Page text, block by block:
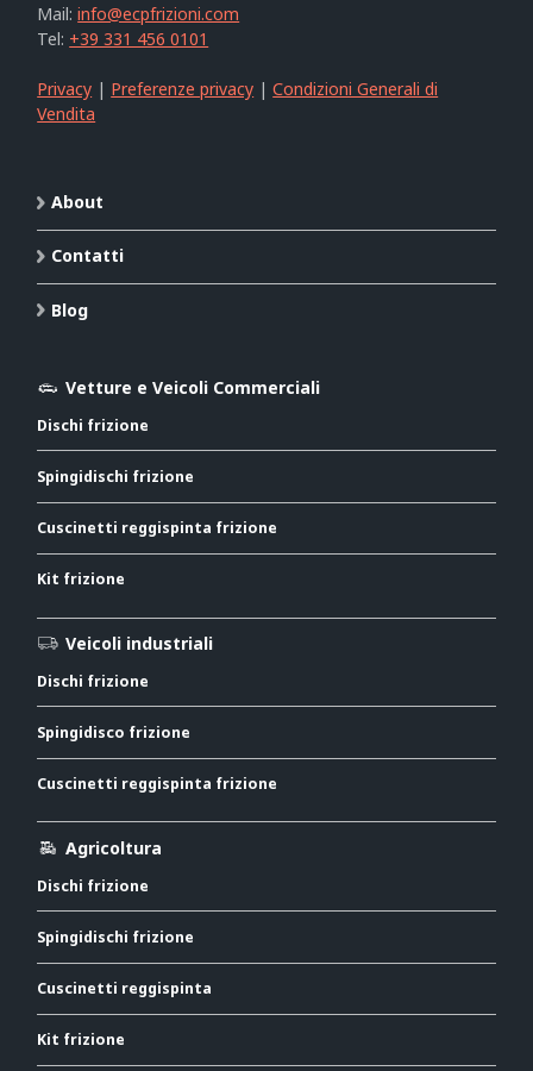
Mail:info@ecpfrizioni.com
Tel: +39 331 456 0101
Privacy | Preferenze privacy |Condizioni Generali di
Vendita
About
Contatti
Blog
Vetture e Veicoli Commerciali
Dischi frizione
Spingidischi frizione
Cuscinetti reggispinta frizione
Kit frizione
Veicoli industriali
Dischi frizione
Spingidisco frizione
Cuscinetti reggispinta frizione
Agricoltura
Dischi frizione
Spingidischi frizione
Cuscinetti reggispinta
Kit frizione